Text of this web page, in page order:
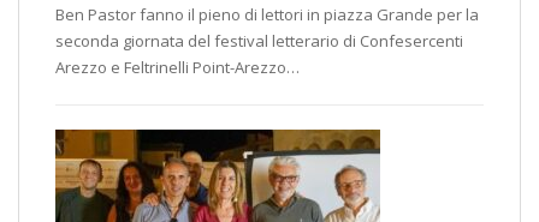
Ben Pastor fanno il pieno di lettori in piazza Grande per la
seconda giornata del festival letterario di Confesercenti
Arezzo e Feltrinelli Point-Arezzo…